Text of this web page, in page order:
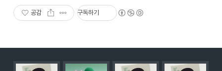
공감 구독하기